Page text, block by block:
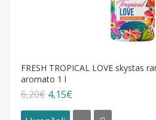
FRESH TROPICAL LOVE skystas
aromato 1 l
6,20€ 4,15€